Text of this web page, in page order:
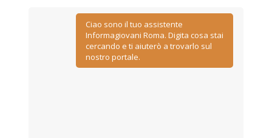
Ciao sono il tuo assistente
Informagiovani Roma. Digita cosa stai
cercando e ti aiuterò a trovarlo sul
nostro portale.